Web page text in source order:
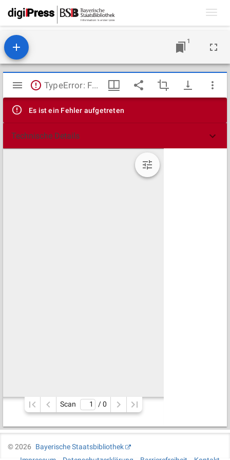
1
Mirador
Viewer
TypeError: Failed to fetch
Es ist ein Fehler aufgetreten
Technische Details
Scan / 0
©2026
Bayerische Staatsbibliothek